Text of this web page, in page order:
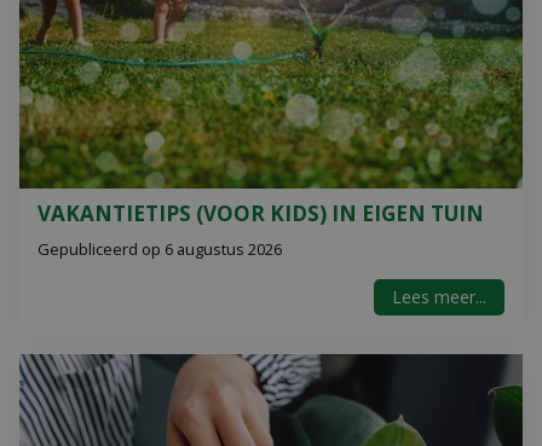
VAKANTIETIPS (VOOR KIDS) IN EIGEN TUIN
Gepubliceerd op 6 augustus 2026
Lees meer...